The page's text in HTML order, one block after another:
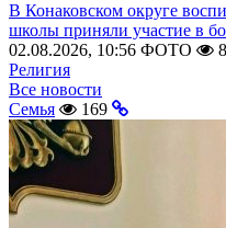
В Конаковском округе
школы приняли участие в
02.08.2026, 10:56 ФОТО
Религия
Все новости
Семья
169